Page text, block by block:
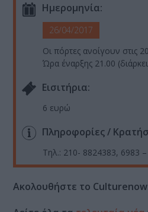
Ημερομηνία:
26/04/2017
Οι πόρτες ανοίγουν στις
Ώρα έναρξης 21.00
Eισιτήρια:
6 ευρώ
Πληροφορίες /
Τηλ.: 210- 8824383, 6983
Ακολουθήστε το